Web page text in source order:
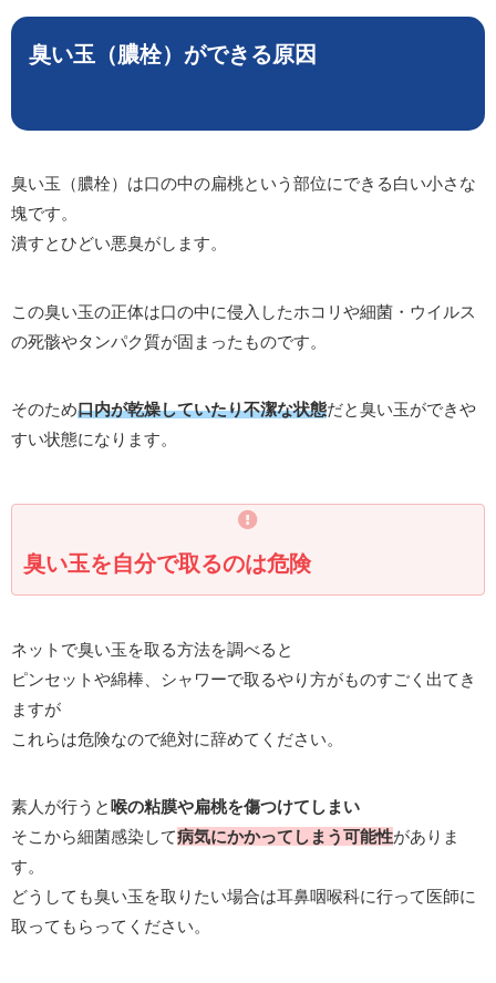
臭い玉（膿栓）ができる原因
臭い玉（膿栓）は口の中の扁桃という部位にできる白い小さな
塊です。
潰すとひどい悪臭がします。
この臭い玉の正体は口の中に侵入したホコリや細菌・ウイルス
の死骸やタンパク質が固まったものです。
そのため口内が乾燥していたり不潔な状態だと臭い玉ができや
すい状態になります。
臭い玉を自分で取るのは危険
ネットで臭い玉を取る方法を調べると
ピンセットや綿棒、シャワーで取るやり方がものすごく出てき
ますが
これらは危険なので絶対に辞めてください。
素人が行うと喉の粘膜や扁桃を傷つけてしまい
そこから細菌感染して病気にかかって しまう可能性がありま
す。
どうしても臭い玉を取りたい場合は耳鼻咽喉科に行って医師に
取ってもらってください。